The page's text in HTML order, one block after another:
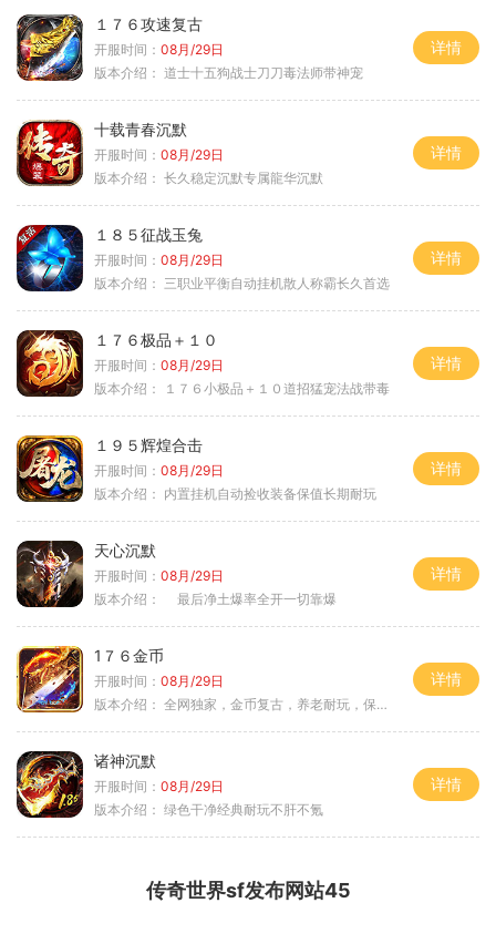
１７６攻速复古
开服时间： 08月/29日
版本介绍： 道士十五狗战士刀刀毒法师带神宠
详情
十载青春沉默
开服时间： 08月/29日
版本介绍： 长久稳定沉默专属龍华沉默
详情
１８５征战玉兔
开服时间： 08月/29日
版本介绍： 三职业平衡自动挂机散人称霸长久首选
详情
１７６极品＋１０
开服时间： 08月/29日
版本介绍：
１７６小极品＋１０道招猛宠法战带毒
详情
１９５辉煌合击
开服时间： 08月/29日
版本介绍： 内置挂机自动捡收装备保值长期耐玩
详情
天心沉默
开服时间： 08月/29日
版本介绍：
最后净土爆率全开一切靠爆
详情
1７６金币
开服时间： 08月/29日
版本介绍： 全网独家，金币复古，养老耐玩，保底回収
详情
诸神沉默
开服时间： 08月/29日
版本介绍： 绿色干净经典耐玩不肝不氪
详情
传奇世界sf发布网站45